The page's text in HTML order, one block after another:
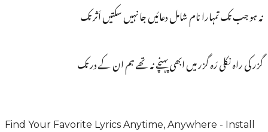
نہ ہو جب تک تمہارا نام شامل دعائیں جا نہیں سکتیں اَثر تک
گزر کی راہ نکلی رَہ گزر میں ابھی پہنچے نہ تھے ہم ان کے در تک
Find Your Favorite Lyrics Anytime, Anywhere - Install